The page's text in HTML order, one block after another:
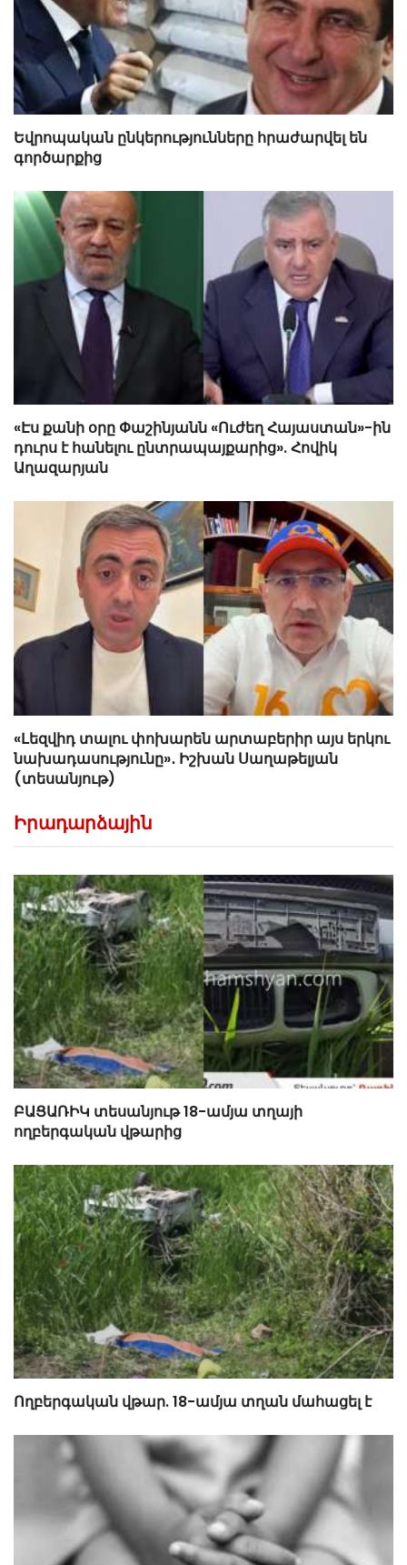
Եվրոպական ընկերությունները հրաժարվել են
գործարքից
«Էս քանի օրը Փաշինյանն «Ուժեղ Հայաստան»-ին
դուրս է հանելու ընտրապայքարից». Հովիկ
Աղազարյան
«Լեզվիդ տալու փոխարեն արտաբերիր այս երկու
նախադասությունը»․ Իշխան Սաղաթելյան
(տեսանյութ)
Իրադարձային
ԲԱՑԱՌԻԿ տեսանյութ 18-ամյա տղայի
ողբերգական վթարից
Ողբերգական վթար. 18-ամյա տղան մահացել է